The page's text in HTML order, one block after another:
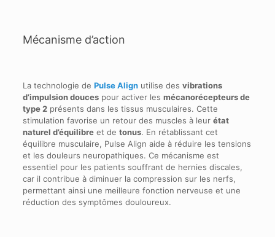
Mécanisme d’action
La technologie de Pulse Alignutilise des vibrations
d’impulsion doucespour activer les mécanorécepteurs de
type 2présents dans les tissus musculaires. Cette
stimulation favorise un retour des muscles à leur état
naturel d’équilibreet de tonus. En rétablissant cet
équilibre musculaire, Pulse Align aide à réduire les tensions
et les douleurs neuropathiques. Ce mécanisme est
essentiel pour les patients souffrant de hernies discales,
car il contribue à diminuer la compression sur les nerfs,
permettant ainsi une meilleure fonction nerveuse et une
réduction des symptômes douloureux.